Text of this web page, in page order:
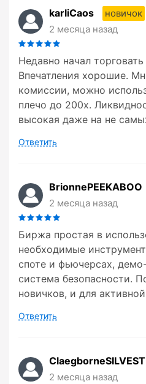
karliCaos
новичок
2 месяца назад
Недавно начал
Впечатления хорошие.
комиссии, можно
плечо до 200x.
высокая даже на не
Ответить
BrionnePEEKABOO
2 месяца назад
Биржа простая в
необходимые
споте и фьючерсах,
система безопасности.
новичков, и для
Ответить
2 месяца назад